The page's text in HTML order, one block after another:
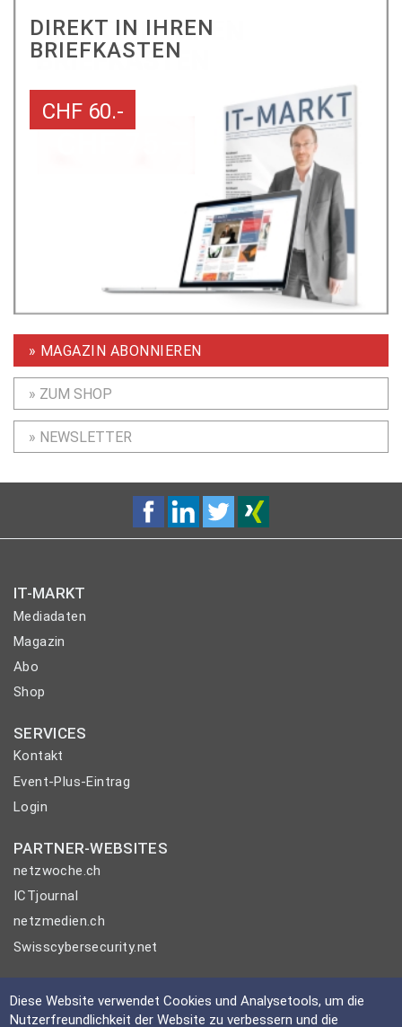
DIREKT IN IHREN
BRIEFKASTEN
CHF 60.-
» MAGAZIN ABONNIEREN
» ZUM SHOP
» NEWSLETTER
IT-MARKT
Mediadaten
Magazin
Abo
Shop
SERVICES
Kontakt
Event-Plus-Eintrag
Login
PARTNER-WEBSITES
netzwoche.ch
ICTjournal
netzmedien.ch
Swisscybersecurity.net
Impressum
Diese Website verwendet Cookies und Analysetools, um die
Nutzerfreundlichkeit der Website zu verbessern und die